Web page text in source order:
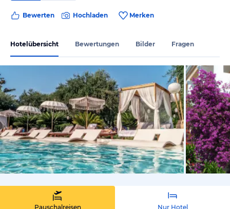
Bewerten Hochladen Merken
Hotelübersicht Bewertungen Bilder Fragen
vom
Pauschalreisen Nur Hotel